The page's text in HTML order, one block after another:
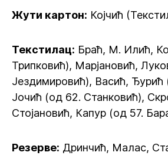
Жути картон: Којчић
Текстилац: Браћ, М. Илић,
Трипковић), Марјановић,
Јездимировић), Васић,
Јочић (од 62. Станковић),
Стојановић, Капур (од 57.
Резерве: Дринчић, Малас,